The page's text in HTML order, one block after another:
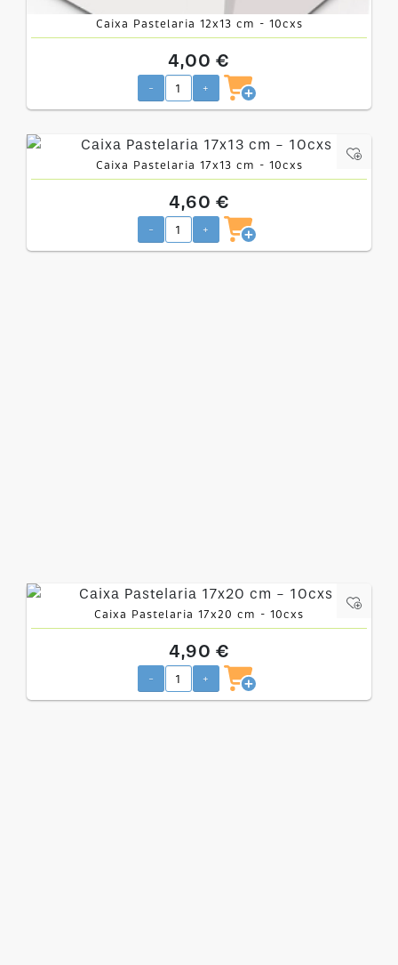
Caixa Pastelaria 12x13 cm - 10cxs
4,00 €
- +
Caixa Pastelaria 17x13 cm - 10cxs
4,60 €
- +
Caixa Pastelaria 17x20 cm - 10cxs
4,90 €
- +